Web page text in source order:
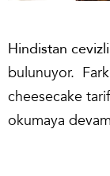
Hindistan cevizli
bulunuyor.
cheesecake
okumaya